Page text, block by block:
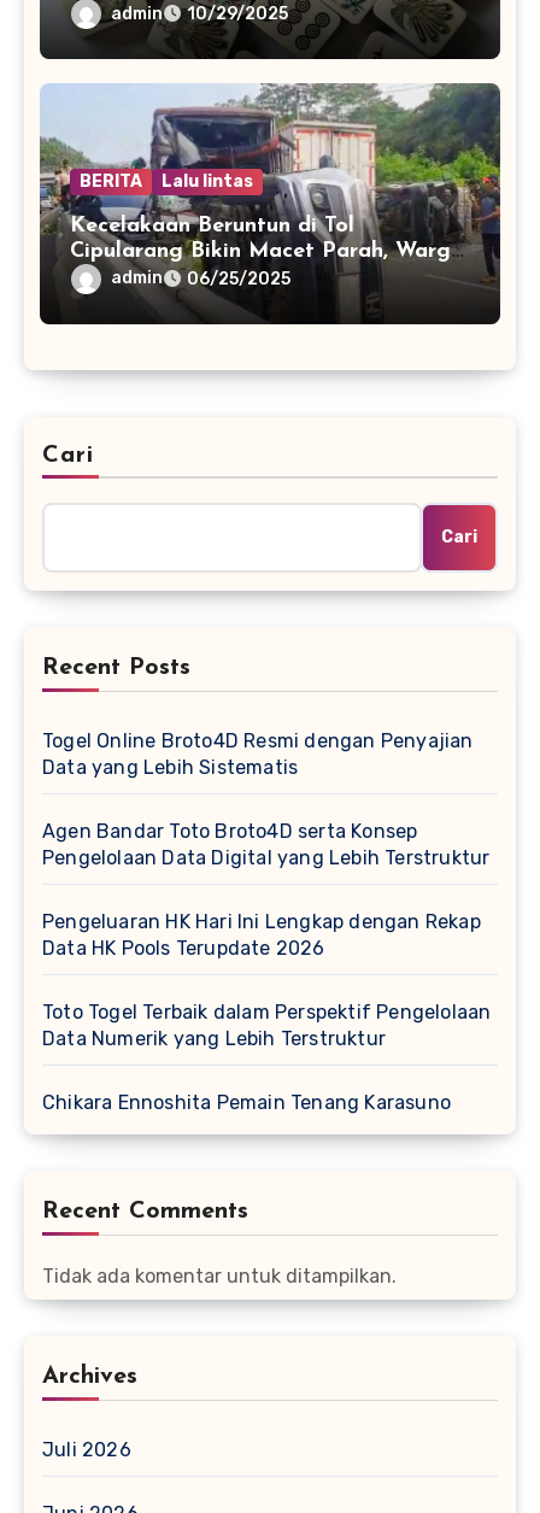
admin 10/29/2025
BERITA Lalu lintas
Kecelakaan Beruntun di Tol
Cipularang Bikin Macet Parah, Warga
Diminta Waspada
admin 06/25/2025
Cari
Cari
Recent Posts
Togel Online Broto4D Resmi dengan Penyajian
Data yang Lebih Sistematis
Agen Bandar Toto Broto4D serta Konsep
Pengelolaan Data Digital yang Lebih Terstruktur
Pengeluaran HK Hari Ini Lengkap dengan Rekap
Data HK Pools Terupdate 2026
Toto Togel Terbaik dalam Perspektif Pengelolaan
Data Numerik yang Lebih Terstruktur
Chikara Ennoshita Pemain Tenang Karasuno
Recent Comments
Tidak ada komentar untuk ditampilkan.
Archives
Juli 2026